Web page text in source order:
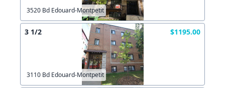
3520 Bd Edouard-Montpetit
3 1/2 $1195.00
3110 Bd Edouard-Montpetit